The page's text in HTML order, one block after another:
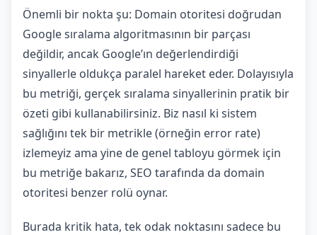
Önemli bir nokta şu: Domain otoritesi doğrudan
Google sıralama algoritmasının bir parçası
değildir, ancak Google’ın değerlendirdiği
sinyallerle oldukça paralel hareket eder. Dolayısıyla
bu metriği, gerçek sıralama sinyallerinin pratik bir
özeti gibi kullanabilirsiniz. Biz nasıl ki sistem
sağlığını tek bir metrikle (örneğin error rate)
izlemeyiz ama yine de genel tabloyu görmek için
bu metriğe bakarız, SEO tarafında da domain
otoritesi benzer rolü oynar.
Burada kritik hata, tek odak noktasını sadece bu